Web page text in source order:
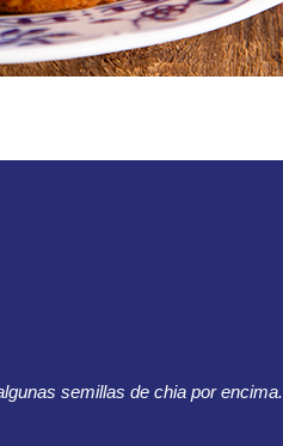
semillas de chia por encima.